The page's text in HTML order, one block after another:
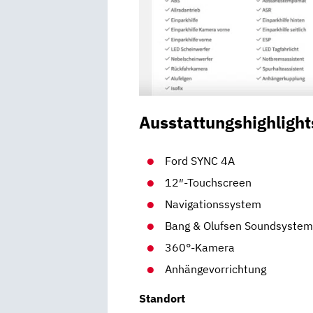
Ford SYNC 4A
12″-Touchscreen
Navigationssystem
Bang & Olufsen Soundsystem
360°-Kamera
Anhängevorrichtung
Standort